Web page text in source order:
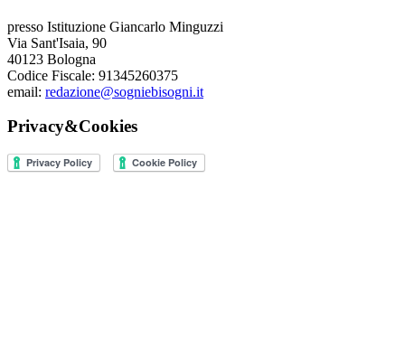
presso Istituzione Giancarlo Minguzzi
Via Sant'Isaia, 90
40123 Bologna
Codice Fiscale: 91345260375
email: redazione@sogniebisogni.it
Privacy&Cookies